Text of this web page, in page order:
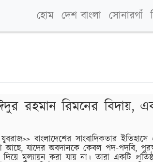
হোম দেশ বাংলা সোনারগাঁ
রহমান রিমনের বিদায়,
বাংলাদেশের সাংবাদিকতার
আছে, যাদের অবদানকে কেবল পদ-পদবি,
দিয়ে মূল্যায়ন করা যায় না। তারা একটি